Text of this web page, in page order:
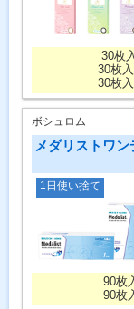
30枚
30枚
30枚
ボシュロム
メダリストワン
1日使い捨て
90枚
90枚